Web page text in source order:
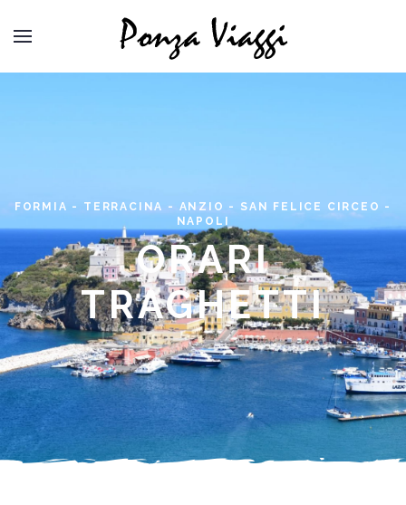
FORMIA - TERRACINA - ANZIO - SAN FELICE CIRCEO -
NAPOLI
ORARI
TRAGHETTI